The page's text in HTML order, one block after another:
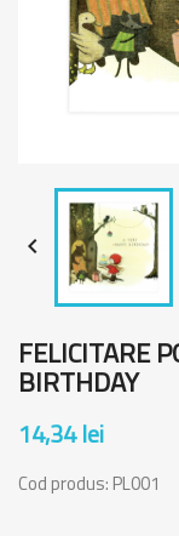

FELICITARE
BIRTHDAY
14,34 lei
Cod produs: PL001